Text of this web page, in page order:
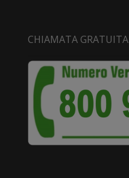
CHIAMATA GRATUITA